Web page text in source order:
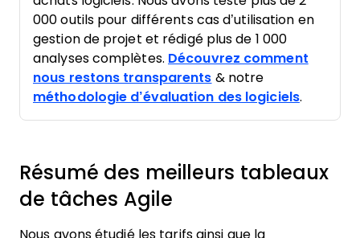
000 outils pour différents cas d’utilisation en
gestion de projet et rédigé plus de 1 000
analyses complètes. Découvrez comment
nous restons transparents & notre
méthodologie d’évaluation des logiciels.
Résumé des meilleurs tableaux
de tâches Agile
Nous avons étudié les tarifs ainsi que la